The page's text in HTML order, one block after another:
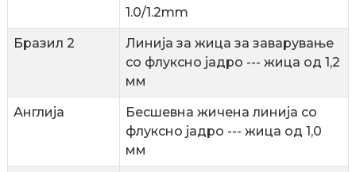
1.0/1.2mm
Бразил 2
Линија за жица за заварување
со флуксно јадро --- жица од 1,2
мм
Англија
Бесшевна жичена линија со
флуксно јадро --- жица од 1,0
мм